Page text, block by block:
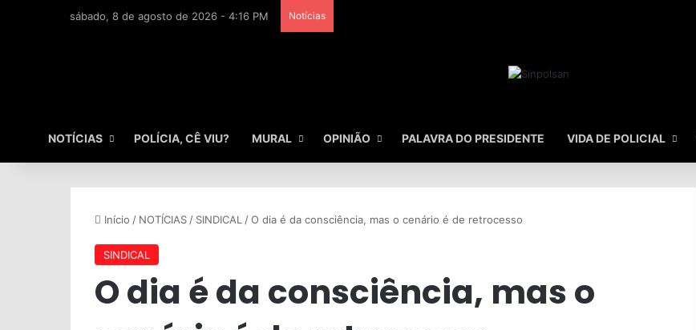
sábado, 8 de agosto de 2026 - 4:16 PM Notícias
NOTÍCIAS POLÍCIA, CÊ VIU? MURAL OPINIÃO PALAVRA DO PRESIDENTE VIDA DE POLICIAL
Início / NOTÍCIAS / SINDICAL /O dia é da consciência, mas o cenário é de retrocesso
SINDICAL
O dia é da consciência, mas o